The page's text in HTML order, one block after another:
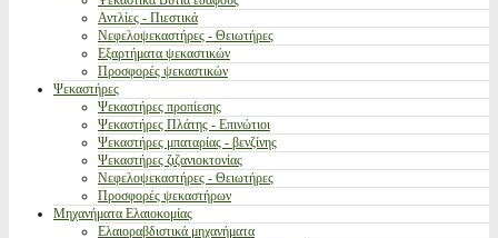
Αντλίες - Πιεστικά
Νεφελοψεκαστήρες - Θειωτήρες
Εξαρτήματα ψεκαστικών
Προσφορές ψεκαστικών
Ψεκαστήρες
Ψεκαστήρες προπίεσης
Ψεκαστήρες Πλάτης - Επινώτιοι
Ψεκαστήρες μπαταρίας - βενζίνης
Ψεκαστήρες ζιζανιοκτονίας
Νεφελοψεκαστήρες - Θειωτήρες
Προσφορές ψεκαστήρων
Μηχανήματα Ελαιοκομίας
Ελαιοραβδιστικά μηχανήματα